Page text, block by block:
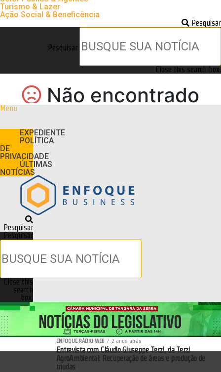
Turismo & Lazer
Ação Social & Beneficência
Pesquisar
Pesquisar
Close this search box.
Menu
EXPEDIENTE
POLÍTICA
DE
PRIVACIDADE
ÚLTIMAS
NOTÍCIAS
Pesquisar
Pesquisar
Close this
search
box.
ENFOQUE RÁDIO WEB 2 anos atrás
Entrevista com Cláudio Giuseppe Terzi, da Terzi
AgroAmbiental: Recuperação de áreas e produção de
mudas